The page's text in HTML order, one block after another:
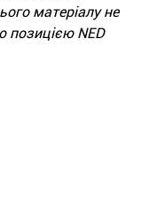
матеріалу не
позицією NED